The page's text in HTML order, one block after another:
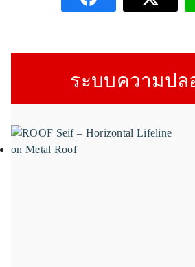
ระบบความปล